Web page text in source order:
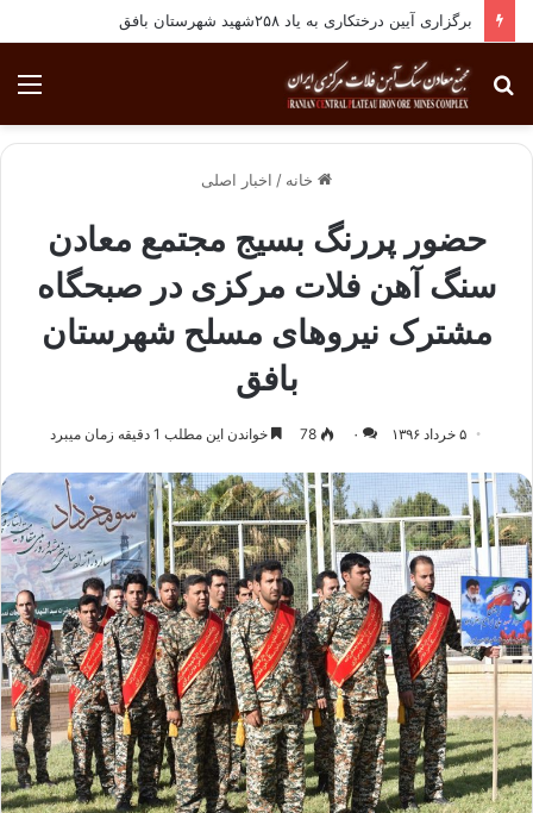
برگزاری آیین درختکاری به یاد ۲۵۸شهید شهرستان بافق
جستجو
برای
خانه / اخبار اصلی
​حضور پررنگ بسیج مجتمع معادن
سنگ آهن فلات مرکزی در صبحگاه
مشترک نیروهای مسلح شهرستان
بافق
۵ خرداد ۱۳۹۶ ۰ 78 خواندن این مطلب 1 دقیقه زمان میبرد